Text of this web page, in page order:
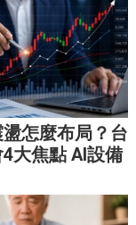
怎麼布局？台
大焦點 AI設備